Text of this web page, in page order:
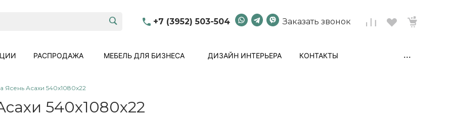
+7 (3952) 503-504 Заказать звонок
РАСПРОДАЖА МЕБЕЛЬ ДЛЯ БИЗНЕСА ДИЗАЙН ИНТЕРЬЕРА КОНТАКТЫ ...
Ясень Асахи 540x1080x22
540x1080x22